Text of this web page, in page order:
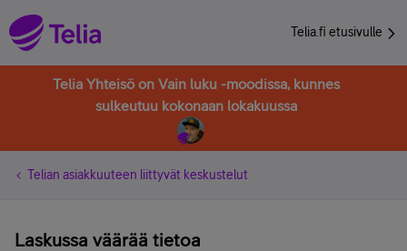
Telia.fi etusivulle
Telia Yhteisö on Vain luku -moodissa, kunnes
sulkeutuu kokonaan lokakuussa
Telian asiakkuuteen liittyvät keskustelut
Laskussa väärää tietoa